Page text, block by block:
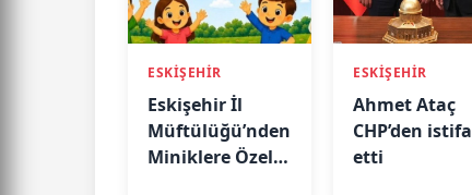
ESKİŞEHİR
Eskişehir İl
Müftülüğü’nden
Miniklere Özel
ESKİŞEHİR
Ahmet Ataç
CHP’den istifa
etti